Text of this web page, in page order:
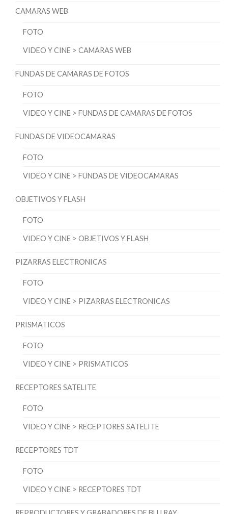
CAMARAS WEB
FOTO
VIDEO Y CINE > CAMARAS WEB
FUNDAS DE CAMARAS DE FOTOS
FOTO
VIDEO Y CINE > FUNDAS DE CAMARAS DE FOTOS
FUNDAS DE VIDEOCAMARAS
FOTO
VIDEO Y CINE > FUNDAS DE VIDEOCAMARAS
OBJETIVOS Y FLASH
FOTO
VIDEO Y CINE > OBJETIVOS Y FLASH
PIZARRAS ELECTRONICAS
FOTO
VIDEO Y CINE > PIZARRAS ELECTRONICAS
PRISMATICOS
FOTO
VIDEO Y CINE > PRISMATICOS
RECEPTORES SATELITE
FOTO
VIDEO Y CINE > RECEPTORES SATELITE
RECEPTORES TDT
FOTO
VIDEO Y CINE > RECEPTORES TDT